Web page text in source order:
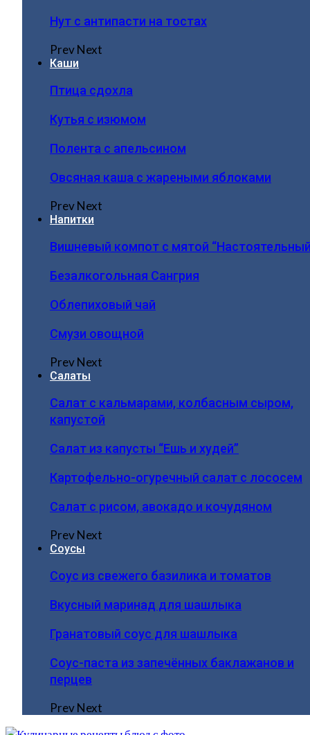
Нут с антипасти на тостах
PrevNext
Каши
Птица сдохла
Кутья с изюмом
Полента с апельсином
Овсяная каша с жареными яблоками
PrevNext
Напитки
Вишневый компот с мятой
Безалкогольная Сангрия
Облепиховый чай
Смузи овощной
PrevNext
Салаты
Салат с кальмарами, колбасным сыром,
капустой
Салат из капусты “Ешь и худей”
Картофельно-огуречный салат с лососем
Салат с рисом, авокадо и кочудяном
PrevNext
Соусы
Соус из свежего базилика и томатов
Вкусный маринад для шашлыка
Гранатовый соус для шашлыка
Соус-паста из запечённых баклажанов и
перцев
PrevNext